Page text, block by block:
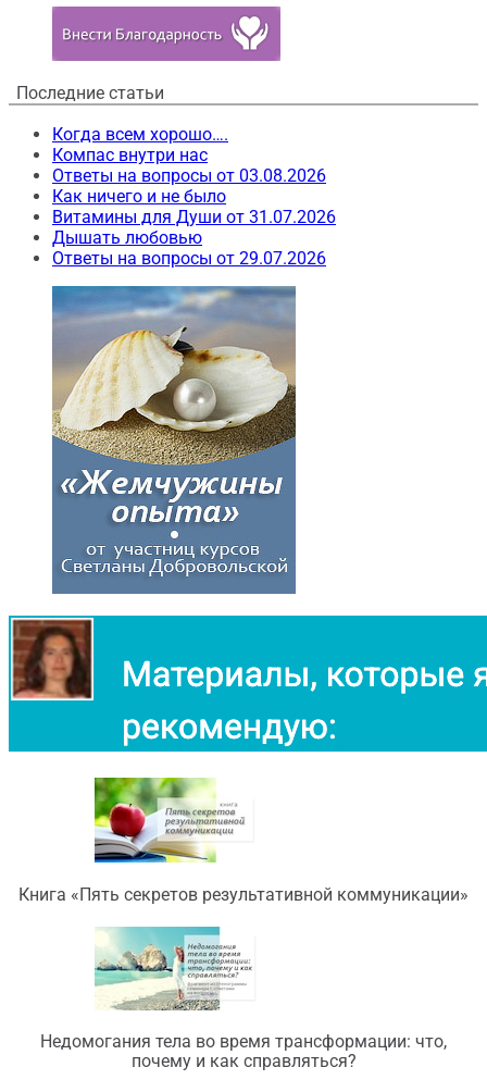
Последние статьи
Когда всем хорошо….
Компас внутри нас
Ответы на вопросы от 03.08.2026
Как ничего и не было
Витамины для Души от 31.07.2026
Дышать любовью
Ответы на вопросы от 29.07.2026
Книга «Пять секретов результативной коммуникации»
Недомогания тела во время трансформации: что,
почему и как справляться?